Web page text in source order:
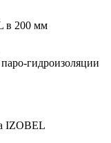
в 200 мм
гидроизоляции
IZOBEL